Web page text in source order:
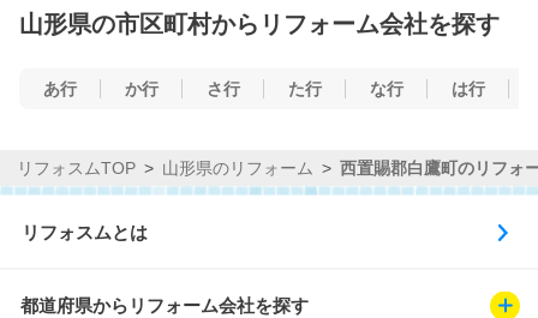
山形県の市区町村からリフォーム会社を探す
あ行 か行 さ行 た行 な行 は行
リフォスムTOP 山形県のリフォーム 西置賜郡白鷹町のリフォ
リフォスムとは
都道府県からリフォーム会社を探す